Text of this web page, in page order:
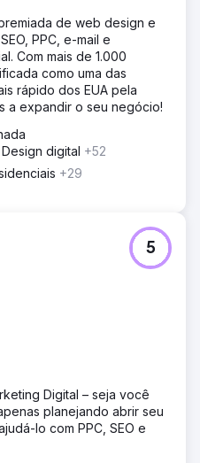
de web design e
PPC, e-mail e
Com mais de 1.000
como uma das
rápido dos EUA pela
a expandir o seu negócio!
digital +52
+29
5
Digital – seja você
planejando abrir seu
lo com PPC, SEO e